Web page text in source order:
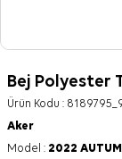
Bej Polyester
Ürün Kodu :
Aker
Model : 2022